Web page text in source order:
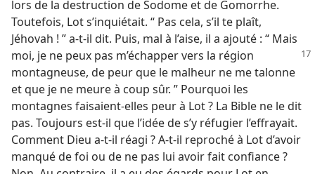
lors de la destruction de Sodome et de Gomorrhe.
Toutefois, Lot s’inquiétait. “ Pas cela, s’il te plaît,
Jéhovah ! ” a-​t-​il dit. Puis, mal à l’aise, il a ajouté : “ Mais
moi, je ne peux pas m’échapper vers la région
montagneuse, de peur que le malheur ne me talonne
et que je ne meure à coup sûr. ” Pourquoi les
montagnes faisaient-​elles peur à Lot ? La Bible ne le dit
pas. Toujours est-​il que l’idée de s’y réfugier l’effrayait.
Comment Dieu a-​t-​il réagi ? A-​t-​il reproché à Lot d’avoir
manqué de foi ou de ne pas lui avoir fait confiance ?